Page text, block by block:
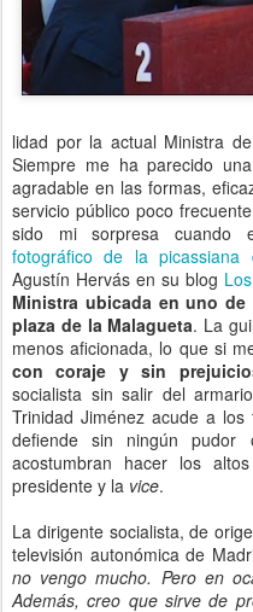
lidad por la actual Ministra
Siempre me ha parecido
agradable en las formas,
servicio público poco
sido mi sorpresa cuando
fotográfico de la picassiana
Agustín Hervás en su blog
Ministra ubicada en uno
plaza de la Malagueta. La
menos aficionada, lo que si
con coraje y sin
socialista sin salir del
Trinidad Jiménez acude a
defiende sin ningún pudor
acostumbran hacer los
presidente y la vice.
La dirigente socialista, de
televisión autonómica de
no vengo mucho. Pero en
Además, creo que sirve de